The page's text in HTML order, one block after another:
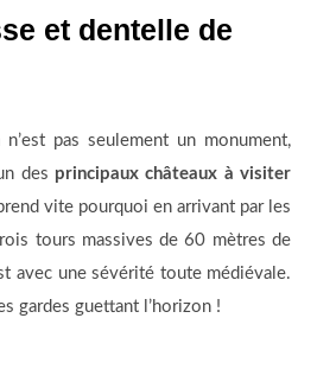
et dentelle de
n’est pas seulement un monument,
des principaux châteaux à visiter
vite pourquoi en arrivant par les
tours massives de 60 mètres de
avec une sévérité toute médiévale.
gardes guettant l’horizon !